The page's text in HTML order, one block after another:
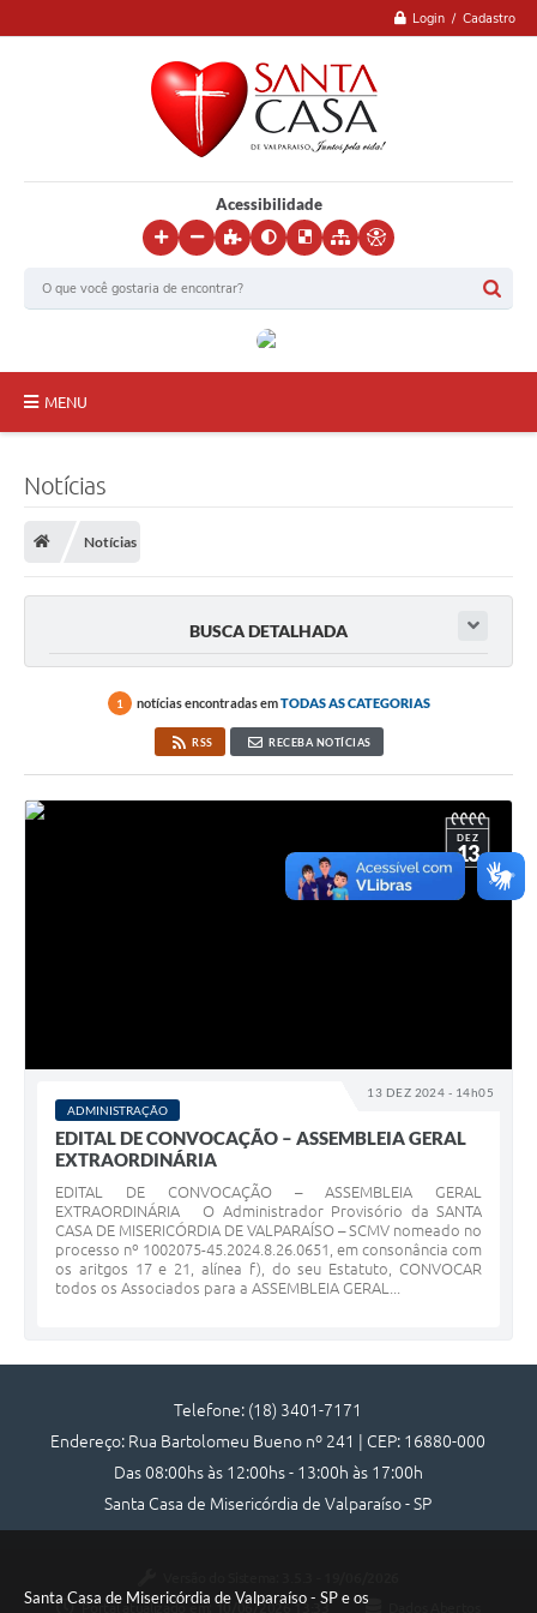
Santa Casa de Misericórdia de Valparaíso - SP e os
Login / Cadastro
Acessibilidade
MENU
Notícias
Eventos
Galeria de Vídeos
Notícias
Notícias
BUSCA DETALHADA
1 notícias encontradas emTODAS AS CATEGORIAS
RSS RECEBA NOTÍCIAS
13 DEZ 2024 - 14h05
DEZ
13
ADMINISTRAÇÃO
EDITAL DE CONVOCAÇÃO – ASSEMBLEIA GERAL
EXTRAORDINÁRIA
EDITAL DE CONVOCAÇÃO – ASSEMBLEIA GERAL
EXTRAORDINÁRIA O Administrador Provisório da SANTA
CASA DE MISERICÓRDIA DE VALPARAÍSO – SCMV nomeado no
processo nº 1002075-45.2024.8.26.0651, em consonância com
os aritgos 17 e 21, alínea f), do seu Estatuto, CONVOCAR
todos os Associados para a ASSEMBLEIA GERAL...
Telefone: (18) 3401-7171
Endereço: Rua Bartolomeu Bueno nº 241 | CEP: 16880-000
Das 08:00hs às 12:00hs - 13:00h às 17:00h
Santa Casa de Misericórdia de Valparaíso - SP
Portal atualizado em: 10/06/2026 13:33